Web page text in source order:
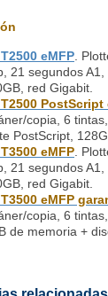
eMFP .
21 segundos
red Gigabit.
PostScript
copia, 6
PostScript,
eMFP .
21 segundos
red Gigabit.
eMFP
copia, 6
de memoria +